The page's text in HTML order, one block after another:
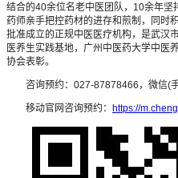
结合的40余位名老中医团队，10余年
药师亲手把控药材的进存和煎制，同时
批准成立的正规中医医疗机构，是武汉
医养生实践基地，广州中医药大学中医
协会表彰。
咨询预约：027-87878466，微信(
移动官网咨询预约： https://